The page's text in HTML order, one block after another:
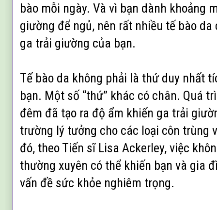
bào mỗi ngày. Và vì bạn dành khoảng
giường để ngủ, nên rất nhiều tế bào
ga trải giường của bạn.
Tế bào da không phải là thứ duy nhất
bạn. Một số “thứ” khác có chân. Quá
đêm đã tạo ra độ ẩm khiến ga trải
trường lý tưởng cho các loại côn trùng
đó, theo Tiến sĩ Lisa Ackerley, việc
thường xuyên có thể khiến bạn và gia
vấn đề sức khỏe nghiêm trọng.